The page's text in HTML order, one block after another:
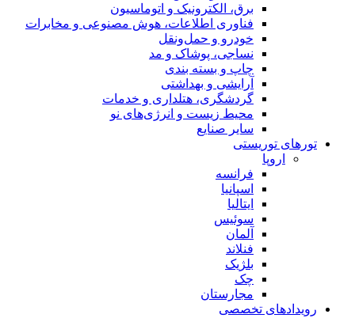
برق، الکترونیک و اتوماسیون
فناوری اطلاعات، هوش مصنوعی و مخابرات
خودرو و حمل‌و‌نقل
نساجی، پوشاک و مد
چاپ و بسته بندی
آرایشی و بهداشتی
گردشگری، هتلداری و خدمات
محیط زیست و انرژی‌های نو
سایر صنایع
توریستی
فرانسه
اسپانیا
سوئیس
مجارستان
تخصصی